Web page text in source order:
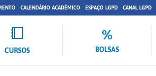
CALENDÁRIO ACADÊMICO ESPAÇO LGPD CANAL LGPD
CURSOS BOLSAS